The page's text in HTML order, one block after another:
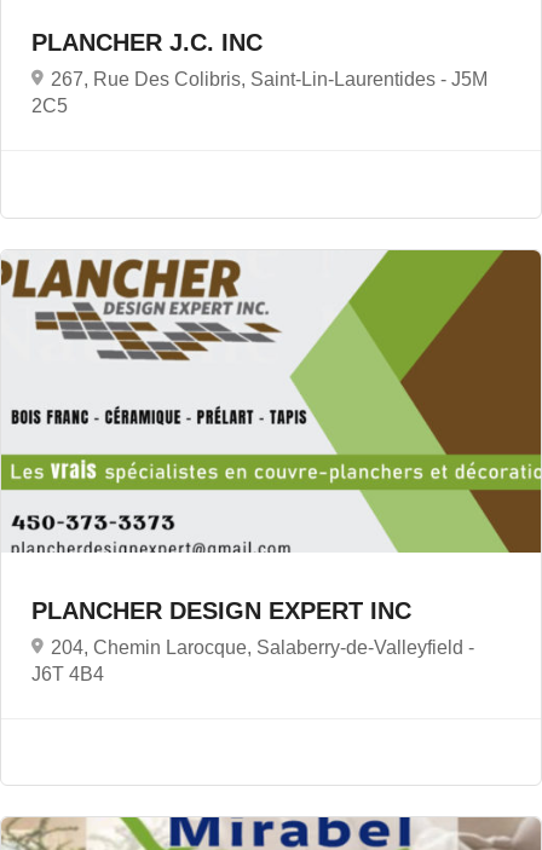
PLANCHER J.C. INC
267, Rue Des Colibris, Saint-Lin-Laurentides - J5M
2C5
PLANCHER DESIGN EXPERT INC
204, Chemin Larocque, Salaberry-de-Valleyfield -
J6T 4B4